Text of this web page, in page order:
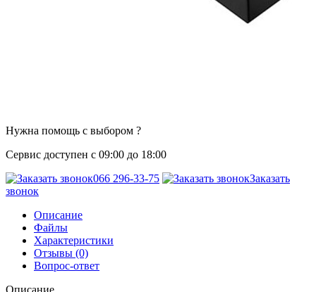
Нужна помощь с выбором ?
Сервис доступен с 09:00 до 18:00
066 296-33-75
Заказать
звонок
Описание
Файлы
Характеристики
Отзывы (0)
Вопрос-ответ
Описание